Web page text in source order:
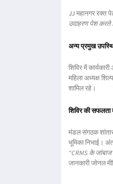
JJ महानगर रक्त
उदाहरण पेश
अन्य प्रमुख
शिविर में
महिला अध्यक्ष
शामिल रहे।
शिविर की सफलता
मंडल संगठक
भूमिका निभाई।
"CRMS के
जानकारीजोनल